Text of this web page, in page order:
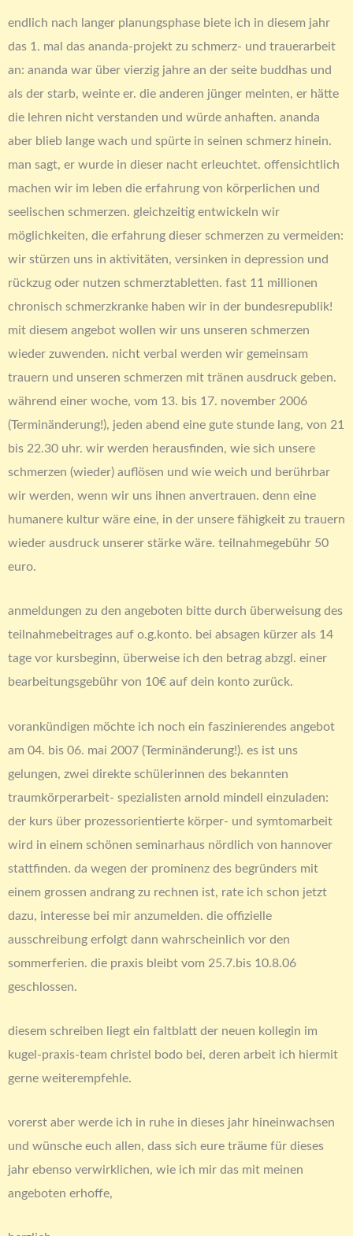
endlich nach langer planungsphase biete ich in diesem jahr
das 1. mal das ananda-projekt zu schmerz- und trauerarbeit
an: ananda war über vierzig jahre an der seite buddhas und
als der starb, weinte er. die anderen jünger meinten, er hätte
die lehren nicht verstanden und würde anhaften. ananda
aber blieb lange wach und spürte in seinen schmerz hinein.
man sagt, er wurde in dieser nacht erleuchtet. offensichtlich
machen wir im leben die erfahrung von körperlichen und
seelischen schmerzen. gleichzeitig entwickeln wir
möglichkeiten, die erfahrung dieser schmerzen zu vermeiden:
wir stürzen uns in aktivitäten, versinken in depression und
rückzug oder nutzen schmerztabletten. fast 11 millionen
chronisch schmerzkranke haben wir in der bundesrepublik!
mit diesem angebot wollen wir uns unseren schmerzen
wieder zuwenden. nicht verbal werden wir gemeinsam
trauern und unseren schmerzen mit tränen ausdruck geben.
während einer woche, vom 13. bis 17. november 2006
(Terminänderung!), jeden abend eine gute stunde lang, von 21
bis 22.30 uhr. wir werden herausfinden, wie sich unsere
schmerzen (wieder) auflösen und wie weich und berührbar
wir werden, wenn wir uns ihnen anvertrauen. denn eine
humanere kultur wäre eine, in der unsere fähigkeit zu trauern
wieder ausdruck unserer stärke wäre. teilnahmegebühr 50
euro.
anmeldungen zu den angeboten bitte durch überweisung des
teilnahmebeitrages auf o.g.konto. bei absagen kürzer als 14
tage vor kursbeginn, überweise ich den betrag abzgl. einer
bearbeitungsgebühr von 10€ auf dein konto zurück.
vorankündigen möchte ich noch ein faszinierendes angebot
am 04. bis 06. mai 2007 (Terminänderung!). es ist uns
gelungen, zwei direkte schülerinnen des bekannten
traumkörperarbeit- spezialisten arnold mindell einzuladen:
der kurs über prozessorientierte körper- und symtomarbeit
wird in einem schönen seminarhaus nördlich von hannover
stattfinden. da wegen der prominenz des begründers mit
einem grossen andrang zu rechnen ist, rate ich schon jetzt
dazu, interesse bei mir anzumelden. die offizielle
ausschreibung erfolgt dann wahrscheinlich vor den
sommerferien. die praxis bleibt vom 25.7.bis 10.8.06
geschlossen.
diesem schreiben liegt ein faltblatt der neuen kollegin im
kugel-praxis-team christel bodo bei, deren arbeit ich hiermit
gerne weiterempfehle.
vorerst aber werde ich in ruhe in dieses jahr hineinwachsen
und wünsche euch allen, dass sich eure träume für dieses
jahr ebenso verwirklichen, wie ich mir das mit meinen
angeboten erhoffe,